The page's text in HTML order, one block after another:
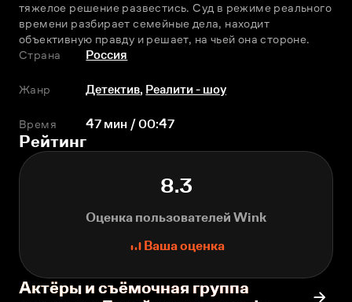
тяжелое решение развестись. Суд в режиме реального
времени разбирает семейные дела, находит
объективную правду и решает, на чьей она стороне.
Страна
Россия
Жанр Детектив, Реалити - шоу
Время 47 мин / 00:47
Рейтинг
8.3
Оценка пользователей Wink
Ваша оценка
Актёры и съёмочная группа